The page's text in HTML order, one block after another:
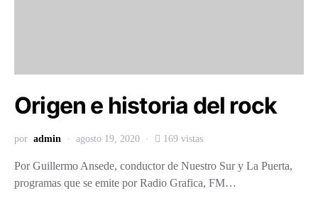
Origen e historia del rock
por admin agosto 19, 2020 169 vistas
Por Guillermo Ansede, conductor de Nuestro Sur y La Puerta,
programas que se emite por Radio Grafica, FM…